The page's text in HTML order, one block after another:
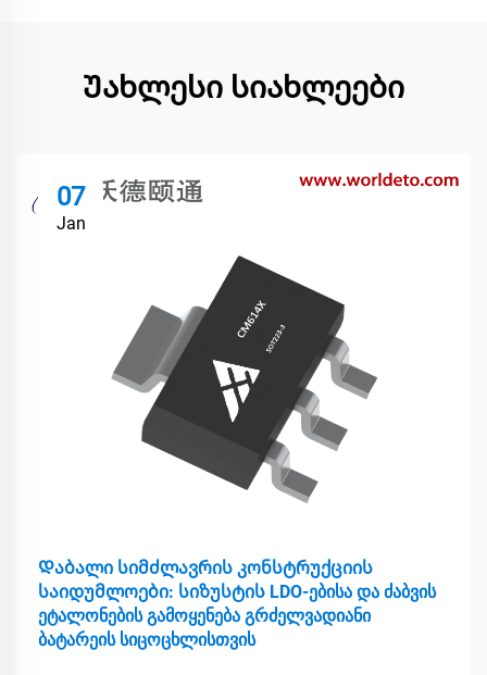
Უახლესი სიახლეები
07
Jan
Დაბალი სიმძლავრის კონსტრუქციის
საიდუმლოები: სიზუსტის LDO-ებისა და ძაბვის
ეტალონების გამოყენება გრძელვადიანი
ბატარეის სიცოცხლისთვის